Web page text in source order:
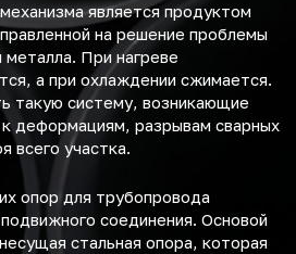
является продуктом
на решение проблемы
металла. При нагреве
а при охлаждении сжимается.
такую систему, возникающие
деформациям, разрывам сварных
всего участка.
опор для трубопровода
соединения. Основой
стальная опора, которая